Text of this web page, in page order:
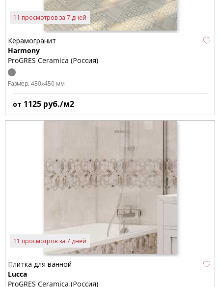
11 просмотров за 7 дней
Керамогранит
Harmony
ProGRES Ceramica (Россия)
Размер: 450x450 мм
от 1125 руб./м2
11 просмотров за 7 дней
Плитка для ванной
Lucca
ProGRES Ceramica (Россия)